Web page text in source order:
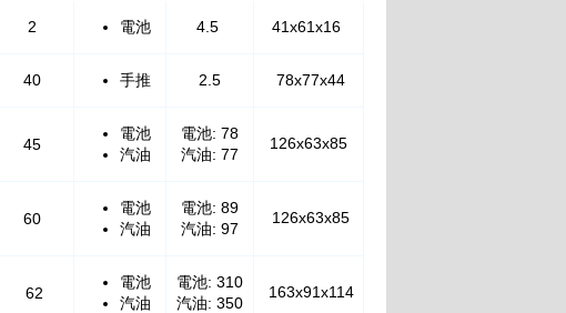
2 電池 4.5 41x61x16
40 手推 2.5 78x77x44
45
電池
汽油
電池: 78
汽油: 77
126x63x85
60
電池
汽油
電池: 89
汽油: 97
126x63x85
62
電池
汽油
電池: 310
汽油: 350
163x91x114